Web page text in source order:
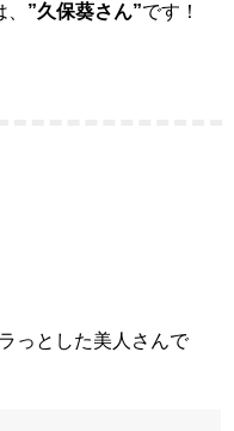
”久保葵さん”です！
っとした美人さんで